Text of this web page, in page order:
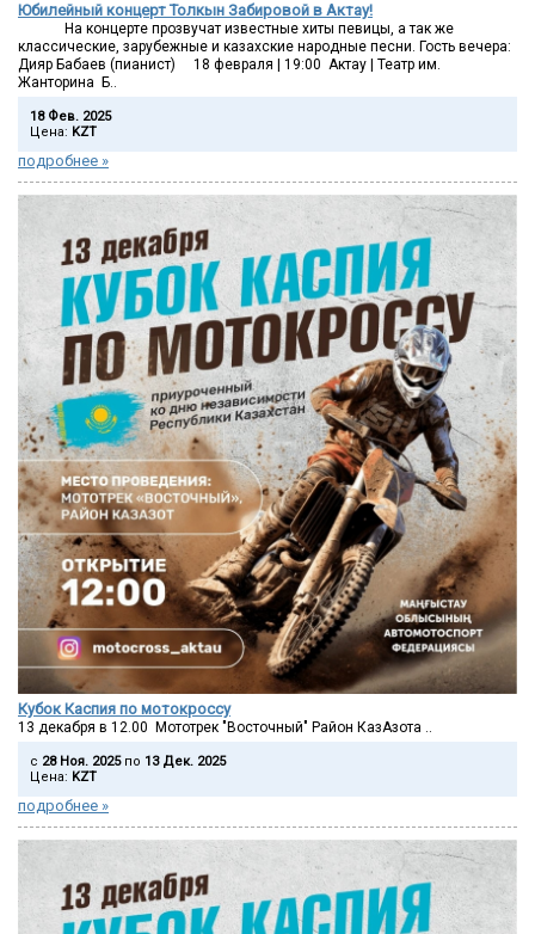
Юбилейный концерт Толкын Забировой в Актау!
На концерте прозвучат известные хиты певицы, а так же
классические, зарубежные и казахские народные песни. Гость вечера:
Дияр Бабаев (пианист) 18 февраля | 19:00 Актау | Театр им.
Жанторина Б..
18 Фев. 2025
Цена: KZT
подробнее »
Кубок Каспия по мотокроссу
13 декабря в 12.00 Мототрек "Восточный" Район КазАзота ..
c 28 Ноя. 2025по 13 Дек. 2025
Цена: KZT
подробнее »